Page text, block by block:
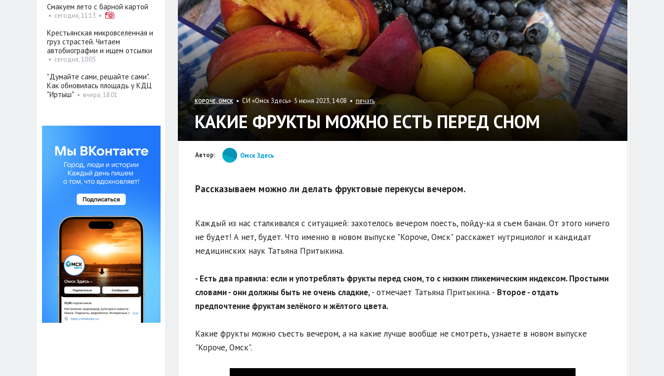
КОРОЧЕ, ОМСК• СИ «Омск Здесь» 5 июня 2023, 14:08 • печать
КАКИЕ ФРУКТЫ МОЖНО ЕСТЬ ПЕРЕД СНОМ
Автор: Омск Здесь
Рассказываем можно ли делать фруктовые перекусы вечером.
Каждый из нас сталкивался с ситуацией: захотелось вечером поесть, пойду-ка я съем банан. От этого ничего
не будет! А нет, будет. Что именно в новом выпуске "Короче, Омск" расскажет нутрициолог и кандидат
медицинских наук Татьяна Притыкина.
- Есть два правила: если и употреблять фрукты перед сном, то с низким гликемическим индексом. Простыми
словами - они должны быть не очень сладкие,- отмечает Татьяна Притыкина. - Второе - отдать
предпочтение фруктам зелёного и жёлтого цвета.
Какие фрукты можно съесть вечером, а на какие лучше вообще не смотреть, узнаете в новом выпуске
"Короче, Омск".
Смакуем лето с барной картой
• сегодня, 11:13 •
Крестьянская микровселенная и
груз страстей. Читаем
автобиографии и ищем отсылки
• сегодня, 10:05
"Думайте сами, решайте сами".
Как обновилась площадь у КДЦ
"Иртыш" • вчера, 18:01